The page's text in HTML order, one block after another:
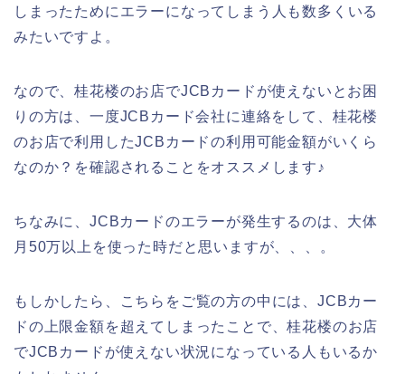
しまったためにエラーになってしまう人も数多くいる
みたいですよ。
なので、桂花楼のお店でJCBカードが使えないとお困
りの方は、一度JCBカード会社に連絡をして、桂花楼
のお店で利用したJCBカードの利用可能金額がいくら
なのか？を確認されることをオススメします♪
ちなみに、JCBカードのエラーが発生するのは、大体
月50万以上を使った時だと思いますが、、、。
もしかしたら、こちらをご覧の方の中には、JCBカー
ドの上限金額を超えてしまったことで、桂花楼のお店
でJCBカードが使えない状況になっている人もいるか